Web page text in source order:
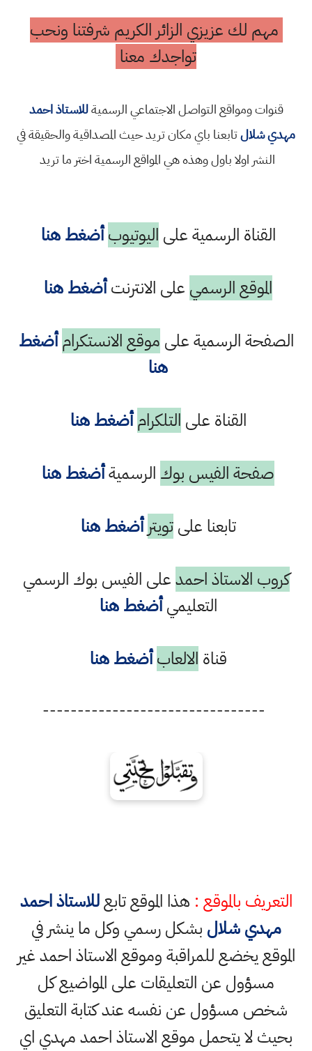
مهم لك عزيزي الزائر الكريم شرفتنا ونحب
تواجدك معنا
قنوات ومواقع التواصل الاجتماعي الرسميةللاستاذ احمد
مهدي شلالتابعنا باي مكان تريد حيث المصداقية والحقيقة في
النشر اولا باول وهذه هي المواقع الرسمية اختر ما تريد
القناة الرسمية على اليوتيوب أضغط هنا
الموقع الرسمي على الانترنتأضغط هنا
الصفحة الرسمية على موقع الانستكرام أضغط
هنا
القناة على التلكرام أضغط هنا
صفحة الفيس بوك الرسميةأضغط هنا
تابعنا علىتويتر أضغط هنا
كروب الاستاذ احمدعلى الفيس بوك الرسمي
التعليميأضغط هنا
قناة الالعاب أضغط هنا
--------------------------------
التعريف بالموقع : هذا الموقع تابعللاستاذ احمد
مهدي شلال بشكل رسمي وكل ما ينشر في
الموقع يخضع للمراقبة وموقع الاستاذ احمد غير
مسؤول عن التعليقات على المواضيع كل
شخص مسؤول عن نفسه عند كتابة التعليق
بحيث لا يتحمل موقع الاستاذ احمد مهدي اي